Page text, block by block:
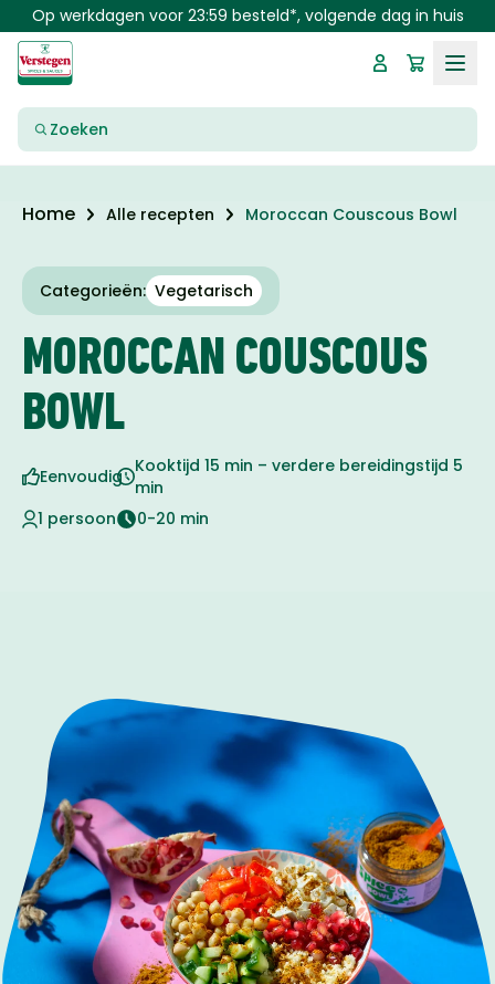
Skip to main contentGratis verzending vanaf €30,-
Zoeken
Home Alle recepten Moroccan Couscous Bowl
Categorieën: Vegetarisch
MOROCCAN COUSCOUS
BOWL
Eenvoudig Kooktijd 15 min – verdere bereidingstijd 5
min
1 persoon
0-20 min